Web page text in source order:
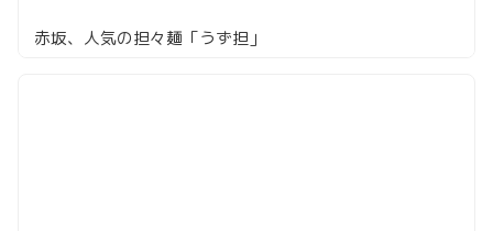
赤坂、人気の担々麺「うず担」